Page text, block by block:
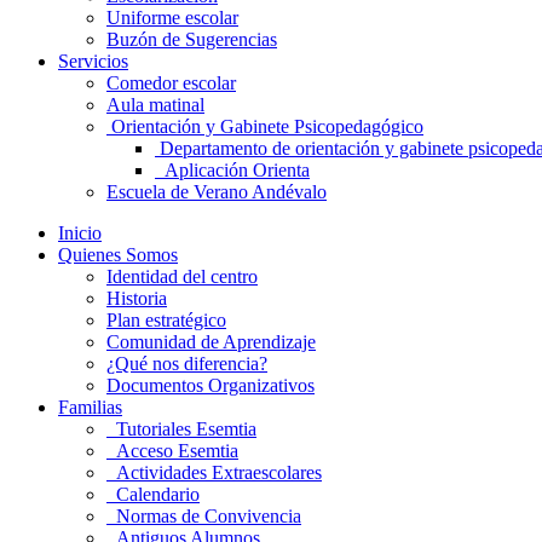
Uniforme escolar
Buzón de Sugerencias
Servicios
Comedor escolar
Aula matinal
Orientación y Gabinete Psicopedagógico
Departamento de orientación y gabinete
Aplicación Orienta
Escuela de Verano Andévalo
Inicio
Quienes Somos
Identidad del centro
Historia
Plan estratégico
Comunidad de Aprendizaje
¿Qué nos diferencia?
Documentos Organizativos
Familias
Tutoriales Esemtia
Acceso Esemtia
Actividades Extraescolares
Calendario
Normas de Convivencia
Antiguos Alumnos